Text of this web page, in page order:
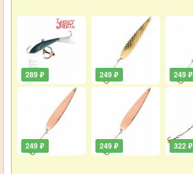
289 ₽
249 ₽
249 ₽
249 ₽
249 ₽
322 ₽